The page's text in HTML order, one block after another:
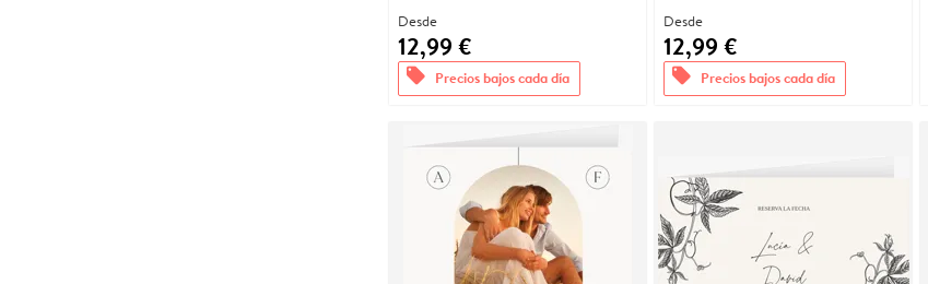
Desde
12,99 €
offers Precios bajos cada día
Desde
12,99 €
offers Precios bajos cada día